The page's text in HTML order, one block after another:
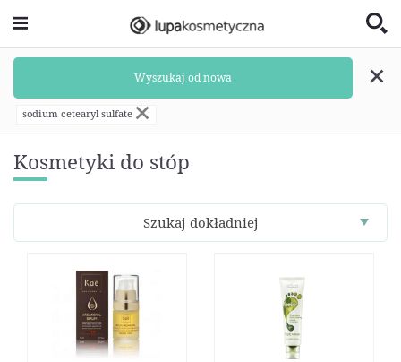
Kosmetyki do stóp
Wyszukaj od nowa
sodium cetearyl sulfate
Szukaj dokładniej